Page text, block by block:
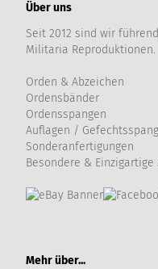
Über uns
Seit 2012 sind wir
Militaria Reproduktionen.
Orden & Abzeichen
Ordensbänder
Ordensspangen
Auflagen /
Sonderanfertigungen
Besondere &
Mehr über...